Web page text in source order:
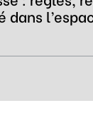
dans